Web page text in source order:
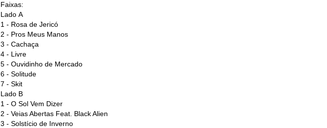
Faixas:
Lado A
1 - Rosa de Jericó
2 - Pros Meus Manos
3 - Cachaça
4 - Livre
5 - Ouvidinho de Mercado
6 - Solitude
7 - Skit
Lado B
1 - O Sol Vem Dizer
2 - Veias Abertas Feat. Black Alien
3 - Solstício de Inverno